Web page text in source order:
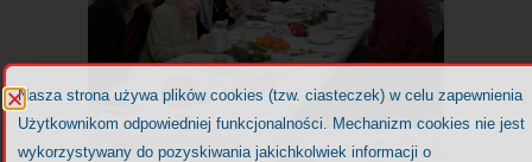
Nasza strona używa plików cookies (tzw. ciasteczek) w celu zapewnienia
Użytkownikom odpowiedniej funkcjonalności. Mechanizm cookies nie jest
wykorzystywany do pozyskiwania jakichkolwiek informacji o